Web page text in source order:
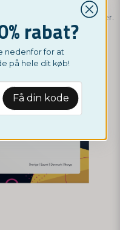
hvilket gør det til
inflammatoriske processer.
rabat?
nedenfor for at
på hele dit køb!
Få din kode